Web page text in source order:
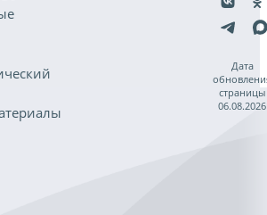
Дата
страницы
06.08.2026